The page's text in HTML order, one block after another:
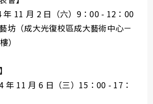
年 11 月 2 日（六）9：00 - 12：00
坊（成大光復校區成大藝術中心－
）
年 11 月 6 日（三）15：00 - 17：